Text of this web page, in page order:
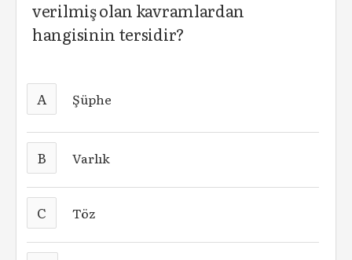
verilmiş olan kavramlardan
hangisinin tersidir?
A Şüphe
B Varlık
C Töz